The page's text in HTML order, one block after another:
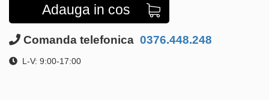
Adauga in cos
Comanda telefonica 0376.448.248
L-V: 9:00-17:00